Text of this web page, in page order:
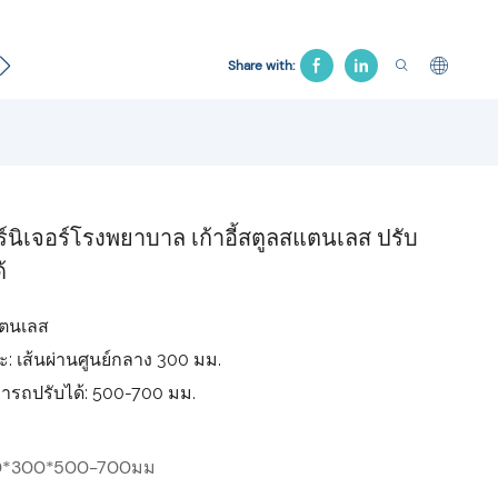
เก้าอี้โรงพยาบาล เตียงดึง สินค้างา
Share with:
นิเจอร์โรงพยาบาล เก้าอี้สตูลสแตนเลส ปรับ
นเลส
: เส้นผ่านศูนย์กลาง 300 มม.
รถปรับได้: 500-700 มม.
700มม